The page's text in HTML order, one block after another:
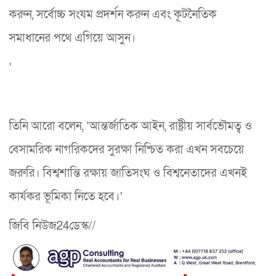
করুন, সর্বোচ্চ সংযম প্রদর্শন করুন এবং কূটনৈতিক
সমাধানের পথে এগিয়ে আসুন।
’
তিনি আরো বলেন, ‘আন্তর্জাতিক আইন, রাষ্ট্রীয় সার্বভৌমত্ব ও
বেসামরিক নাগরিকদের সুরক্ষা নিশ্চিত করা এখন সবচেয়ে
জরুরি। বিশ্বশান্তি রক্ষায় জাতিসংঘ ও বিশ্বনেতাদের এখনই
কার্যকর ভূমিকা নিতে হবে।’
জিবি নিউজ24ডেস্ক//